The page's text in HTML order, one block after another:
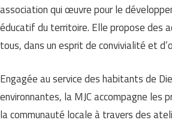
association qui œuvre pour le
éducatif du territoire. Elle propose des
tous, dans un esprit de convivialité et
Engagée au service des habitants de
environnantes, la MJC accompagne les
la communauté locale à travers des